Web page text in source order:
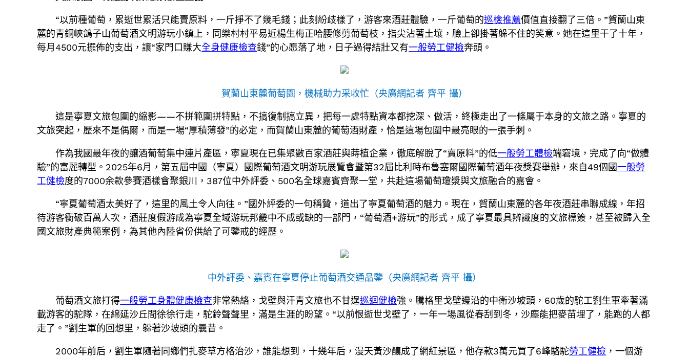
“以前種葡萄，累逝世累活只能賣原料，一斤掙不了幾毛錢；此刻紛歧樣了，游客來酒莊體驗，一斤葡萄的巡檢推薦價值直接翻了三倍。”賀蘭山東
麓的青銅峽鴿子山葡萄酒文明游玩小鎮上，同樂村村平易近楊生梅正哈腰修剪葡萄枝，指尖沾著土壤，臉上卻掛著躲不住的笑意。她在這里干了十年，
每月4500元擺佈的支出，讓“家門口賺大全身健康檢查錢”的心愿落了地，日子過得結壯又有一般勞工健檢奔頭。
賀蘭山東麓葡萄園，機械助力采收忙（央廣網記者 齊平 攝）
這是寧夏文旅包圍的縮影——不拼範圍拼特點，不搞復制搞立異，把每一處特點資本都挖深、做活，終極走出了一條屬于本身的文旅之路。寧夏的
文旅突起，歷來不是偶爾，而是一場“厚積薄發”的必定，而賀蘭山東麓的葡萄酒財產，恰是這場包圍中最亮眼的一張手刺。
作為我國最年夜的釀酒葡萄集中連片產區，寧夏現在已集聚數百家酒莊與蒔植企業，徹底解脫了“賣原料”的低一般勞工體檢端窘境，完成了向“做體
驗”的富麗轉型。2025年6月，第五屆中國（寧夏）國際葡萄酒文明游玩展覽會暨第32屆比利時布魯塞爾國際葡萄酒年夜獎賽舉辦，來自49個國一般勞
工健檢度的7000余款參賽酒樣會聚銀川，387位中外評委、500名全球嘉賓齊聚一堂，共赴這場葡萄瓊漿與文旅融合的嘉會。
“寧夏葡萄酒太美好了，這里的風土令人向往。”國外評委的一句稱贊，道出了寧夏葡萄酒的魅力。現在，賀蘭山東麓的各年夜酒莊串聯成線，年招
待游客衝破百萬人次，酒莊度假游成為寧夏全域游玩邦畿中不成或缺的一部門，“葡萄酒+游玩”的形式，成了寧夏最具辨識度的文旅標簽，甚至被歸入全
國文旅財產典範案例，為其他內陸省份供給了可鑒戒的經歷。
中外評委、嘉賓在寧夏停止葡萄酒交通品鑒（央廣網記者 齊平 攝）
葡萄酒文旅打得一般勞工身體健康檢查非常熱絡，戈壁與汗青文旅也不甘逞巡迴健檢強。騰格里戈壁邊沿的中衛沙坡頭，60歲的駝工劉生軍牽著滿
載游客的駝隊，在綿延沙丘間徐徐行走，駝鈴聲聲里，滿是生涯的盼望。“以前恨逝世戈壁了，一年一場風從春刮到冬，沙塵能把麥苗埋了，能跑的人都
走了。”劉生軍的回想里，躲著沙坡頭的曩昔。
2000年前后，劉生軍隨著同鄉們扎麥草方格治沙，誰能想到，十幾年后，漫天黃沙釀成了網紅景區，他存款3萬元買了6峰駱駝勞工健檢 ，一個游